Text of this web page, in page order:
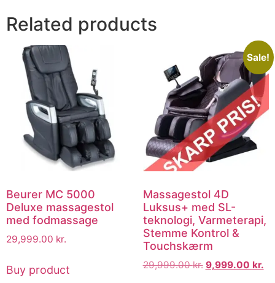
Related products
Beurer MC 5000
Deluxe massagestol
med fodmassage
29,999.00 kr.
Buy product
Sale!
Massagestol 4D
Luksus+ med SL-
teknologi, Varmeterapi,
Stemme Kontrol &
Touchskærm
29,999.00kr. 9,999.00 kr.